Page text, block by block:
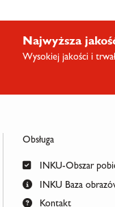
Najwyższa
Wysokiej jakości i
Obsługa
INKU-Obszar
INKU Baza
Kontakt